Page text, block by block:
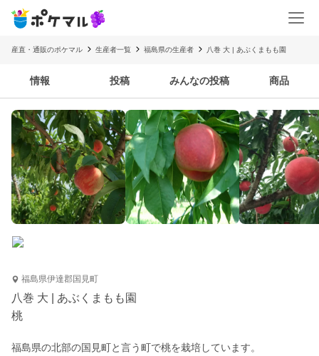
産直・通販のポケマル 生産者一覧 福島県の生産者 八巻 大 | あぶくまもも園
情報 投稿 みんなの投稿 商品
福島県伊達郡国見町
八巻 大 | あぶくまもも園
桃
福島県の北部の国見町と言う町で桃を栽培しています。